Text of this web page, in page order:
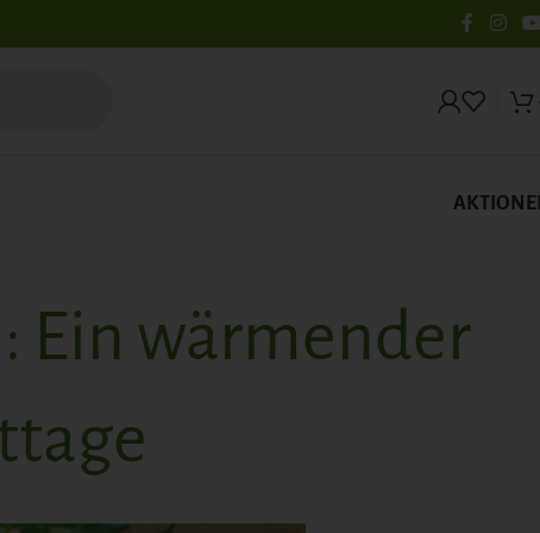
Ein wärmender